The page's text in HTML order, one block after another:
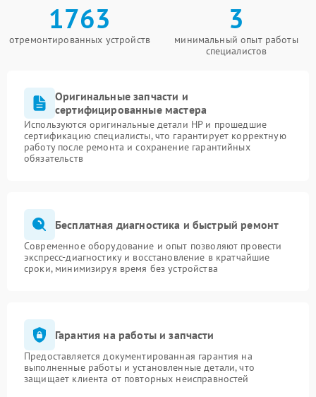
1763
отремонтированных устройств
3
минимальный опыт работы
специалистов
Оригинальные запчасти и
сертифицированные мастера
Используются оригинальные детали HP и прошедшие
сертификацию специалисты, что гарантирует корректную
работу после ремонта и сохранение гарантийных
обязательств
Бесплатная диагностика и быстрый ремонт
Современное оборудование и опыт позволяют провести
экспресс-диагностику и восстановление в кратчайшие
сроки, минимизируя время без устройства
Гарантия на работы и запчасти
Предоставляется документированная гарантия на
выполненные работы и установленные детали, что
защищает клиента от повторных неисправностей